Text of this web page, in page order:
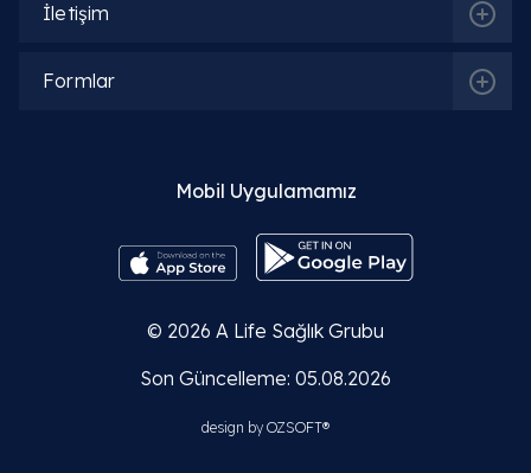
Üroloji (Bevliye)
Radyoloji (Tıbbi Görüntüleme)
Prof. Dr. Mustafa Kemal Atikeler
Detaylı Bilgi
İletişim
Formlar
Mobil Uygulamamız
© 2026 A Life Sağlık Grubu
Son Güncelleme: 05.08.2026
design by OZSOFT®